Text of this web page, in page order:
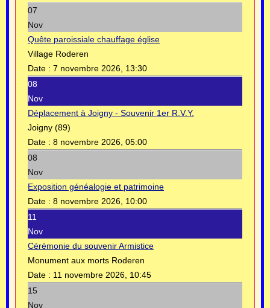
07
Nov
Quête paroissiale chauffage église
Village Roderen
Date : 7 novembre 2026, 13:30
08
Nov
Déplacement à Joigny - Souvenir 1er R.V.Y.
Joigny (89)
Date : 8 novembre 2026, 05:00
08
Nov
Exposition généalogie et patrimoine
Date : 8 novembre 2026, 10:00
11
Nov
Cérémonie du souvenir Armistice
Monument aux morts Roderen
Date : 11 novembre 2026, 10:45
15
Nov